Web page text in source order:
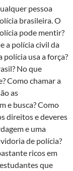
pessoa
brasileira. O
pode mentir?
a polícia civil da
usa a força?
No que
Como chamar a
as
e busca? Como
direitos e deveres
e uma
de polícia?
ricos em
que